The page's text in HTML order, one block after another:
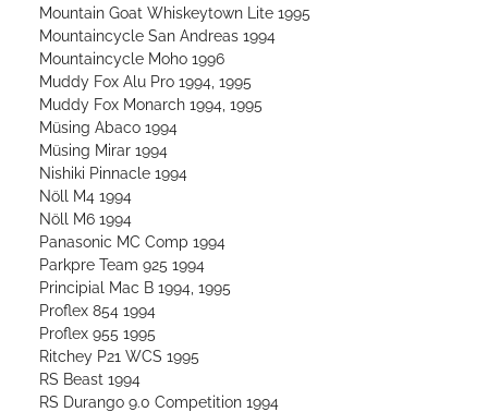
Mountain Goat Whiskeytown Lite 1995
Mountaincycle San Andreas 1994
Mountaincycle Moho 1996
Muddy Fox Alu Pro 1994, 1995
Muddy Fox Monarch 1994, 1995
Müsing Abaco 1994
Müsing Mirar 1994
Nishiki Pinnacle 1994
Nöll M4 1994
Nöll M6 1994
Panasonic MC Comp 1994
Parkpre Team 925 1994
Principial Mac B 1994, 1995
Proflex 854 1994
Proflex 955 1995
Ritchey P21 WCS 1995
RS Beast 1994
RS Durango 9.0 Competition 1994